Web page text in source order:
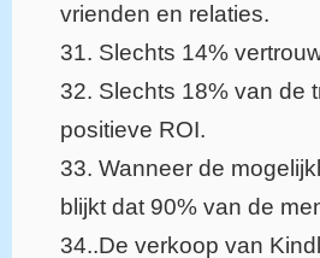
vrienden en relaties.
31. Slechts 14%
32. Slechts 18% van de
positieve ROI.
33. Wanneer de
blijkt dat 90% van de
34..De verkoop van